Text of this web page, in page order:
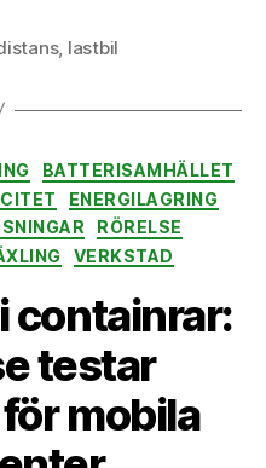
, lastbil
BATTERISAMHÄLLET
ENERGILAGRING
RÖRELSE
VERKSTAD
containrar:
testar
mobila